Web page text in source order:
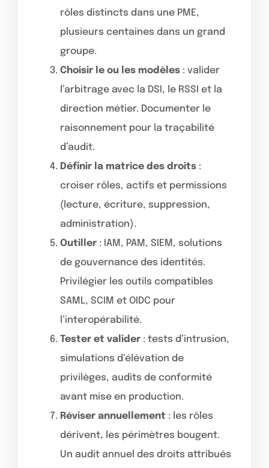
rôles distincts dans une PME,
plusieurs centaines dans un grand
groupe.
Choisir le ou les modèles : valider
l’arbitrage avec la DSI, le RSSI et la
direction métier. Documenter le
raisonnement pour la traçabilité
d’audit.
Définir la matrice des droits :
croiser rôles, actifs et permissions
(lecture, écriture, suppression,
administration).
Outiller : IAM, PAM, SIEM, solutions
de gouvernance des identités.
Privilégier les outils compatibles
SAML, SCIM et OIDC pour
l’interopérabilité.
Tester et valider : tests d’intrusion,
simulations d’élévation de
privilèges, audits de conformité
avant mise en production.
Réviser annuellement : les rôles
dérivent, les périmètres bougent.
Un audit annuel des droits attribués